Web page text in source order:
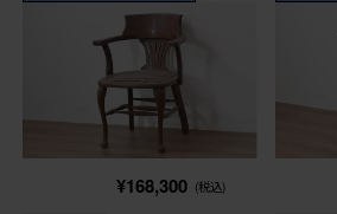
¥168,300 (税込)